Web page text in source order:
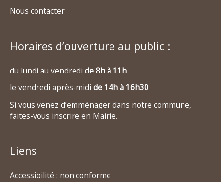
Nous contacter
Horaires d’ouverture au public :
du lundi au vendredi de 8h à 11h
le vendredi après-midi de 14h à 16h30
Si vous venez d’emménager dans notre commune,
faites-vous inscrire en Mairie.
Liens
Accessibilité : non conforme